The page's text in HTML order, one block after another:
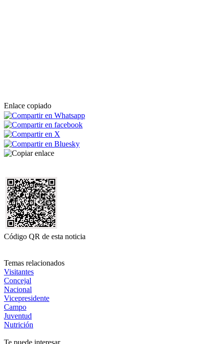
Enlace copiado
Código QR de esta noticia
Temas relacionados
Visitantes
Concejal
Nacional
Vicepresidente
Campo
Juventud
Nutrición
Te puede interesar